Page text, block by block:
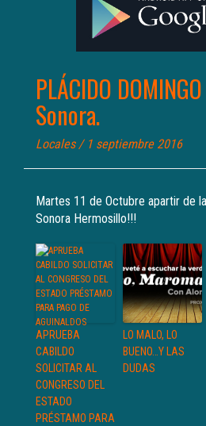
PLÁCIDO
Sonora.
Locales/ 1 septiembre 2016
Martes 11 de Octubre apartir de
Sonora Hermosillo!!!
APRUEBA
CABILDO
SOLICITAR AL
CONGRESO DEL
ESTADO
PRÉSTAMO PARA
LO MALO, LO
BUENO…Y LAS
DUDAS